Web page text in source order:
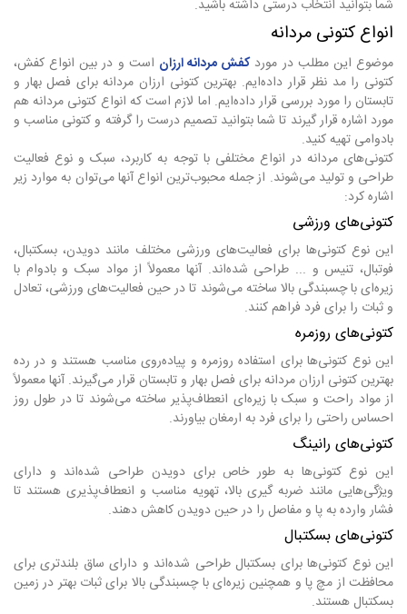
شما بتوانید انتخاب درستی داشته باشید.
انواع کتونی مردانه
موضوع این مطلب در موردکفش مردانه ارزان است و در بین انواع کفش،
کتونی را مد نظر قرار داده‌ایم. بهترین کتونی ارزان مردانه برای فصل بهار و
تابستان را مورد بررسی قرار داده‌ایم. اما لازم است که انواع کتونی مردانه هم
مورد اشاره قرار گیرند تا شما بتوانید تصمیم درست را گرفته و کتونی مناسب و
بادوامی تهیه کنید.
کتونی‌های مردانه در انواع مختلفی با توجه به کاربرد، سبک و نوع فعالیت
طراحی و تولید می‌شوند. از جمله محبوب‌ترین انواع آنها می‌توان به موارد زیر
اشاره کرد:
کتونی‌های ورزشی
این نوع کتونی‌ها برای فعالیت‌های ورزشی مختلف مانند دویدن، بسکتبال،
فوتبال، تنیس و ... طراحی شده‌اند. آنها معمولاً از مواد سبک و بادوام با
زیره‌ای با چسبندگی بالا ساخته می‌شوند تا در حین فعالیت‌های ورزشی، تعادل
و ثبات را برای فرد فراهم کنند.
کتونی‌های روزمره
این نوع کتونی‌ها برای استفاده روزمره و پیاده‌روی مناسب هستند و در رده
بهترین کتونی ارزان مردانه برای فصل بهار و تابستان قرار می‌گیرند. آنها معمولاً
از مواد راحت و سبک با زیره‌ای انعطاف‌پذیر ساخته می‌شوند تا در طول روز
احساس راحتی را برای فرد به ارمغان بیاورند.
کتونی‌های رانینگ
این نوع کتونی‌ها به طور خاص برای دویدن طراحی شده‌اند و دارای
ویژگی‌هایی مانند ضربه گیری بالا، تهویه مناسب و انعطاف‌پذیری هستند تا
فشار وارده به پا و مفاصل را در حین دویدن کاهش دهند.
کتونی‌های بسکتبال
این نوع کتونی‌ها برای بسکتبال طراحی شده‌اند و دارای ساق بلندتری برای
محافظت از مچ پا و همچنین زیره‌ای با چسبندگی بالا برای ثبات بهتر در زمین
بسکتبال هستند.